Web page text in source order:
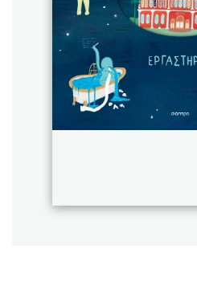
Sebastian
Playlist
Το λεξικό